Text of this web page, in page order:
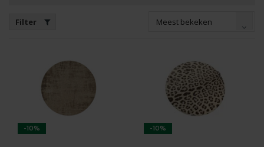
Filter Meest bekeken
-10% -10%